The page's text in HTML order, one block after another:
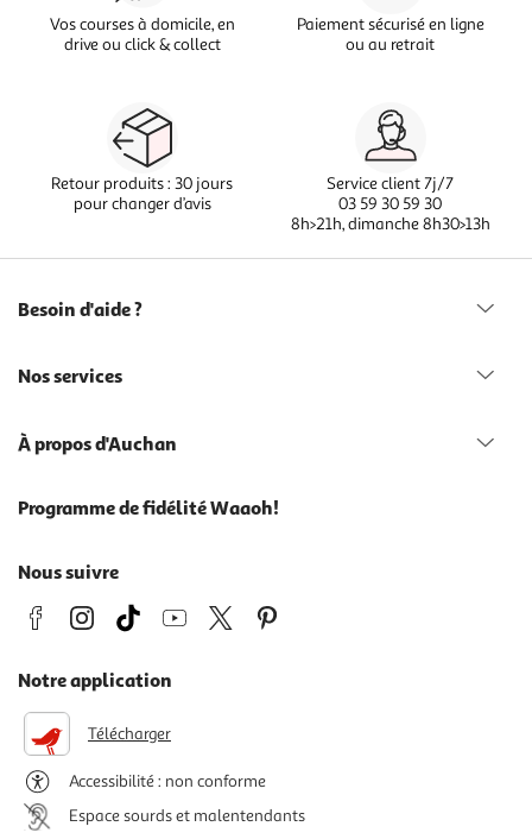
Vos courses à domicile, en
drive ou click & collect
Paiement sécurisé en ligne
ou au retrait
Retour produits : 30 jours
pour changer d’avis
Service client 7j/7
03 59 30 59 30
8h>21h, dimanche 8h30>13h
Besoin d'aide ?
Nos services
À propos d'Auchan
Programme de fidélité Waaoh!
Nous suivre
Notre application
Télécharger
Accessibilité : non conforme
Espace sourds et malentendants